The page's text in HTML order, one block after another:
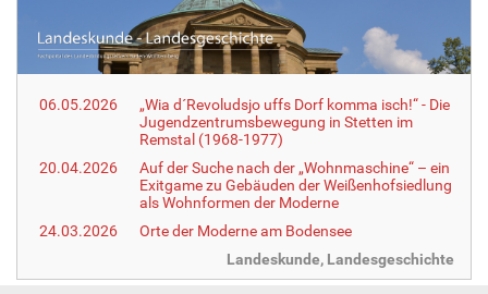
r
e
:
06.05.2026
„Wia d´Revoludsjo uffs Dorf komma isch!“ - Die
Jugendzentrumsbewegung in Stetten im
Remstal (1968-1977)
20.04.2026
Auf der Suche nach der „Wohnmaschine“ – ein
Exitgame zu Gebäuden der Weißenhofsiedlung
als Wohnformen der Moderne
24.03.2026
Orte der Moderne am Bodensee
Landeskunde, Landesgeschichte